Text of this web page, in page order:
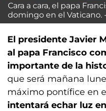
Cara a cara, el papa
domingo en el Vaticano.
El presidente Javier
al papa Francisco
importante de la
que será mañana
máximo pontífice en
intentará echar luz